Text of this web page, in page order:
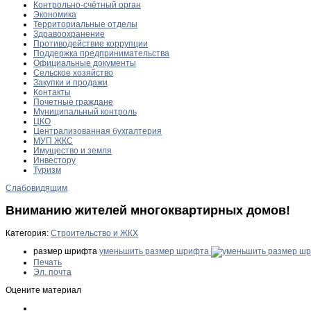
Контрольно-счётный орган
Экономика
Территориальные отделы
Здравоохранение
Противодействие коррупции
Поддержка предпринимательства
Официальные документы
Сельское хозяйство
Закупки и продажи
Контакты
Почетные граждане
Муниципальный контроль
ЦКО
Централизованная бухгалтерия
МУП ЖКС
Имущество и земля
Инвестору
Туризм
Слабовидящим
Вниманию жителей многоквартирных домов!
Категория: Строительство и ЖКХ
размер шрифта уменьшить размер шрифта
Печать
Эл. почта
Оцените материал